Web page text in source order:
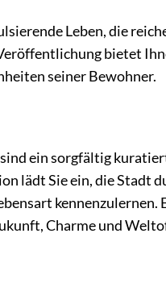
Leben, die
bietet
seiner Bewohner.
ein sorgfältig
lädt Sie ein, die Stadt
kennenzulernen.
Charme und